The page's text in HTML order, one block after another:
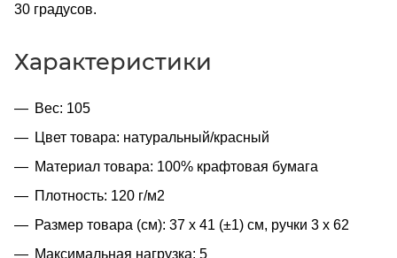
30 градусов.
Характеристики
Вес: 105
Цвет товара: натуральный/красный
Материал товара: 100% крафтовая бумага
Плотность: 120 г/м2
Размер товара (см): 37 х 41 (±1) см, ручки 3 х 62
Максимальная нагрузка: 5